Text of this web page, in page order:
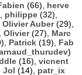
(66), herve
philippe (32),
Olivier Auber(29),
Olivier(27), Marc
Patrick (19), Fab
(16), vicnent
Jol (14), patr_ix